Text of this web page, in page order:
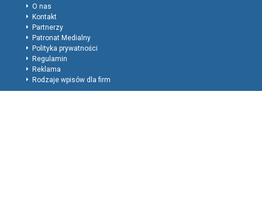
O nas
Kontakt
Partnerzy
Patronat Medialny
Polityka prywatności
Regulamin
Reklama
Rodzaje wpisów dla firm